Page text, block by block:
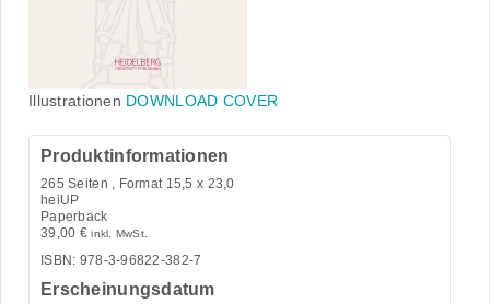
Illustrationen DOWNLOAD COVER
Produktinformationen
265 Seiten , Format 15,5 x 23,0
heiUP
Paperback
39,00 € inkl. MwSt.
ISBN: 978-3-96822-382-7
Erscheinungsdatum